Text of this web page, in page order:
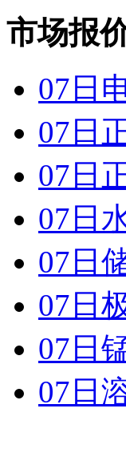
市场报
07日
07日
07日
07日
07日
07日
07日
07日